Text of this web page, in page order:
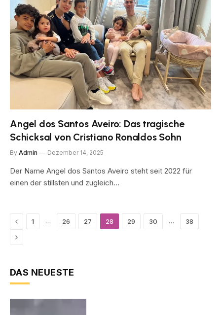
Angel dos Santos Aveiro: Das tragische
Schicksal von Cristiano Ronaldos Sohn
By Admin Dezember 14, 2025
Der Name Angel dos Santos Aveiro steht seit 2022 für
einen der stillsten und zugleich…
Vorherige
1 … 26 27 28 29 30 … 38
Nächste
DAS NEUESTE